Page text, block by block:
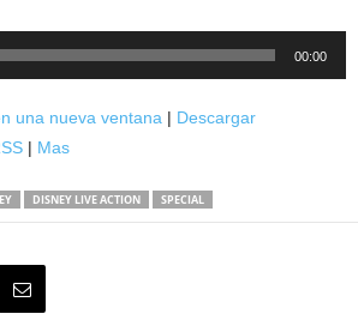
00:00
una nueva ventana | Descargar
| Mas
DISNEY LIVE ACTION SPECIAL